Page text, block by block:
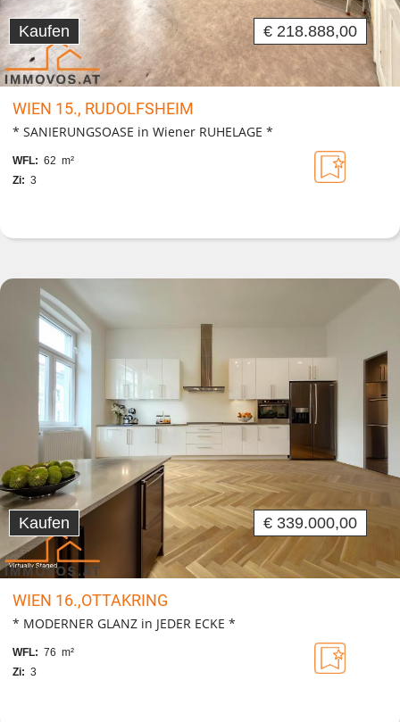
Kaufen € 218.888,00
WIEN 15., RUDOLFSHEIM
* SANIERUNGSOASE in Wiener RUHELAGE *
WFL: 62 m²
Zi: 3
Kaufen € 339.000,00
WIEN 16.,OTTAKRING
* MODERNER GLANZ in JEDER ECKE *
WFL: 76 m²
Zi: 3